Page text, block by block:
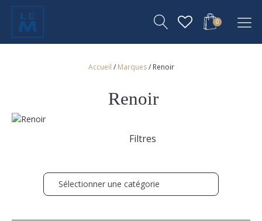
0
Accueil / Marques/ Renoir
Renoir
Filtres
Sélectionner une catégorie